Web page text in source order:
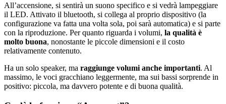
All’accensione, si sentirà un suono specifico e si vedrà lampeggiare
il LED. Attivato il bluetooth, si collega al proprio dispositivo (la
configurazione va fatta una volta sola, poi sarà automatica) e si parte
con la riproduzione. Per quanto riguarda i volumi, la qualità è
molto buona, nonostante le piccole dimensioni e il costo
relativamente contenuto.
Ha un solo speaker, ma raggiunge volumi anche importanti. Al
massimo, le voci gracchiano leggermente, ma sui bassi sorprende in
positivo: piccola, ma davvero potente e di buona qualità.